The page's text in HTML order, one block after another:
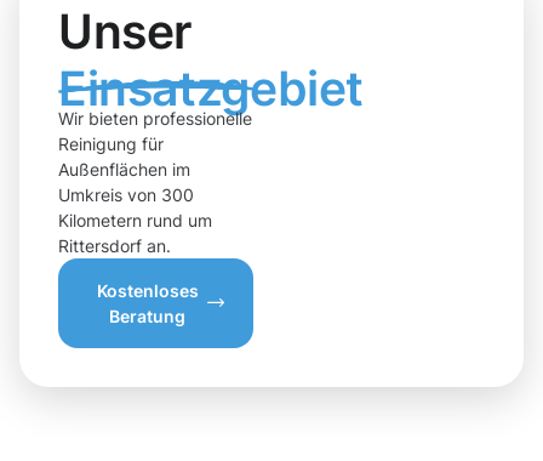
Unser
Einsatzgebiet
Wir bieten professionelle
Reinigung für
Außenflächen im
Umkreis von 300
Kilometern rund um
Rittersdorf an.
Kostenloses
Beratung